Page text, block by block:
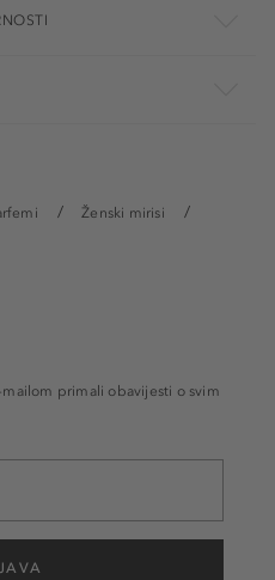
Ženski mirisi
primali obavijesti o svim